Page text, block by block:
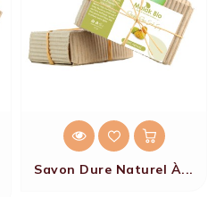
Savon Dure Naturel À...